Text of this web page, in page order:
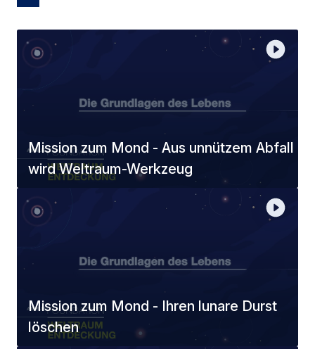
Mission zum Mond - Aus unnützem Abfall
wird Weltraum-Werkzeug
Mission zum Mond - Ihren lunare Durst
löschen